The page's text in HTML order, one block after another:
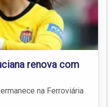
renova com
na Ferroviária